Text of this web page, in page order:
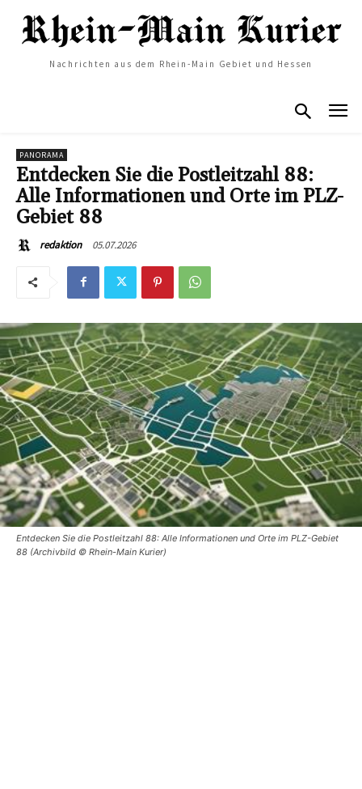
Nachrichten aus dem Rhein-Main Gebiet und Hessen
PANORAMA
Entdecken Sie die Postleitzahl 88:
Alle Informationen und Orte im PLZ-
Gebiet 88
redaktion 05.07.2026
Entdecken Sie die Postleitzahl 88: Alle Informationen und Orte im PLZ-Gebiet
88 (Archivbild © Rhein-Main Kurier)